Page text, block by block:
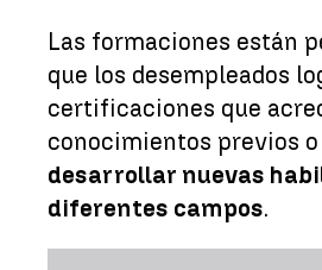
Las formaciones están
que los desempleados
certificaciones que
conocimientos previos
desarrollar nuevas
diferentes campos.